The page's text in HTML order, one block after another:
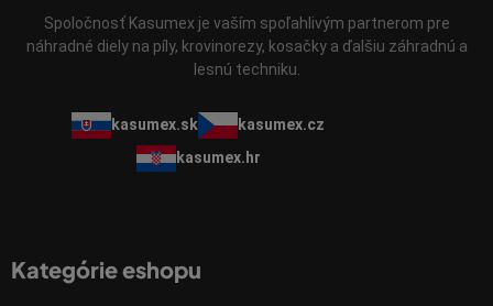
Spoločnosť Kasumex je vaším spoľahlivým partnerom pre
náhradné diely na píly, krovinorezy, kosačky a ďalšiu záhradnú a
lesnú techniku.
kasumex.sk
kasumex.cz
kasumex.hr
Kategórie eshopu